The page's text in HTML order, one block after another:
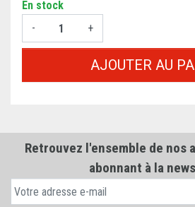
En stock
-
+
AJOUTER AU
Retrouvez l'ensemble de nos
abonnant à la